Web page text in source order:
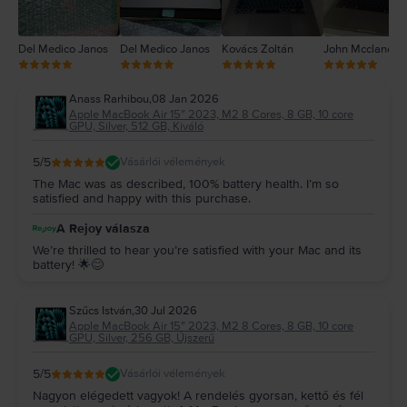
Del Medico Janos Del Medico Janos Kovács Zoltán John Mcclane
Anass Rarhibou,08 Jan 2026
Apple MacBook Air 15″ 2023, M2 8 Cores, 8 GB, 10 core
GPU, Silver, 512 GB, Kiváló
5/5 Vásárlói vélemények
The Mac was as described, 100% battery health. I’m so
satisfied and happy with this purchase.
A Rejoy válasza
We’re thrilled to hear you’re satisfied with your Mac and its
battery! 🌟😊
Szűcs István,30 Jul 2026
Apple MacBook Air 15″ 2023, M2 8 Cores, 8 GB, 10 core
GPU, Silver, 256 GB, Újszerű
5/5 Vásárlói vélemények
Nagyon elégedett vagyok! A rendelés gyorsan, kettő és fél